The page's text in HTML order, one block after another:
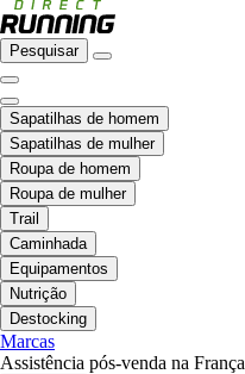
Pesquisar
Sapatilhas de homem
Sapatilhas de mulher
Roupa de homem
Roupa de mulher
Trail
Caminhada
Equipamentos
Nutrição
Destocking
Marcas
Assistência pós-venda na França